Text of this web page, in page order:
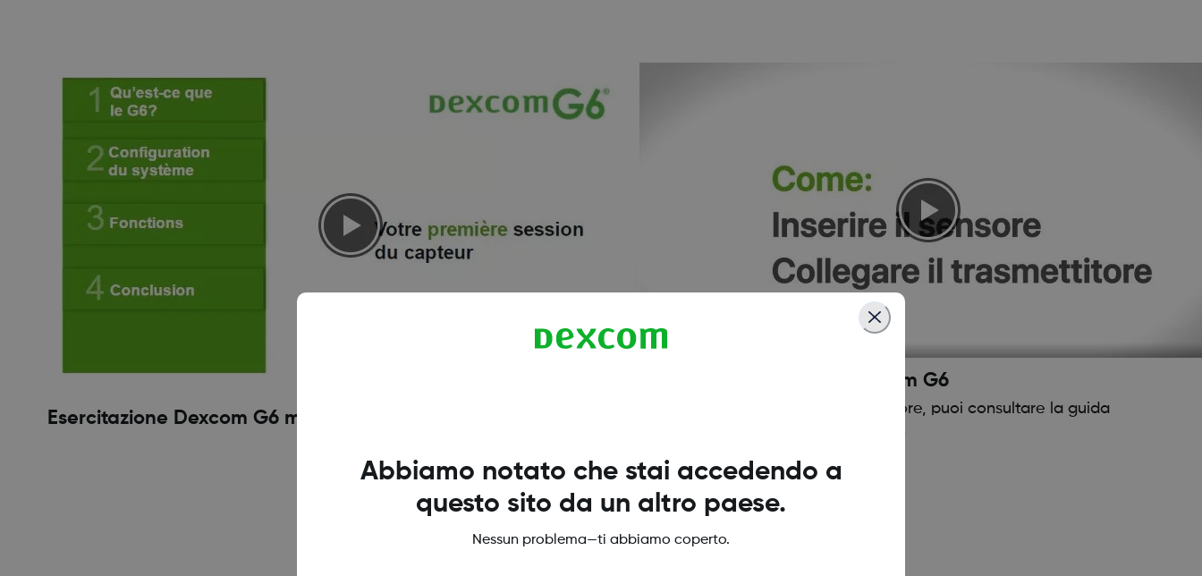
Esercitazione Dexcom G6 mmol/L
Insermento del sensore Dexcom G6
Se hai domande riguardo al tuo sensore, puoi consultare la guida
Abbiamo notato che stai accedendo a
questo sito da un altro paese.
Nessun problema—ti abbiamo coperto.